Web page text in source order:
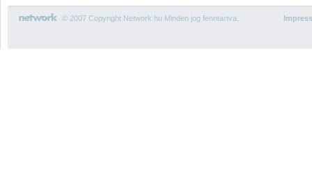
© 2007 Copyright Network.hu Minden jog fenntartva.